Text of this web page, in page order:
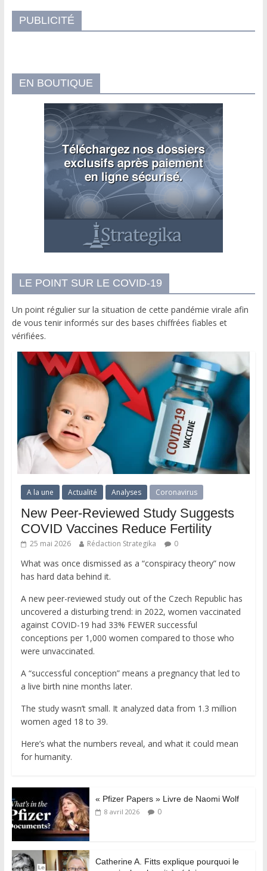
PUBLICITÉ
EN BOUTIQUE
LE POINT SUR LE COVID-19
Un point régulier sur la situation de cette pandémie virale afin
de vous tenir informés sur des bases chiffrées fiables et
vérifiées.
A la une Actualité Analyses Coronavirus
New Peer-Reviewed Study Suggests
COVID Vaccines Reduce Fertility
25 mai 2026 Rédaction Strategika 0
What was once dismissed as a “conspiracy theory” now
has hard data behind it.
A new peer-reviewed study out of the Czech Republic has
uncovered a disturbing trend: in 2022, women vaccinated
against COVID-19 had 33% FEWER successful
conceptions per 1,000 women compared to those who
were unvaccinated.
A “successful conception” means a pregnancy that led to
a live birth nine months later.
The study wasn’t small. It analyzed data from 1.3 million
women aged 18 to 39.
Here’s what the numbers reveal, and what it could mean
for humanity.
« Pfizer Papers » Livre de Naomi Wolf
8 avril 2026 0
Catherine A. Fitts explique pourquoi le